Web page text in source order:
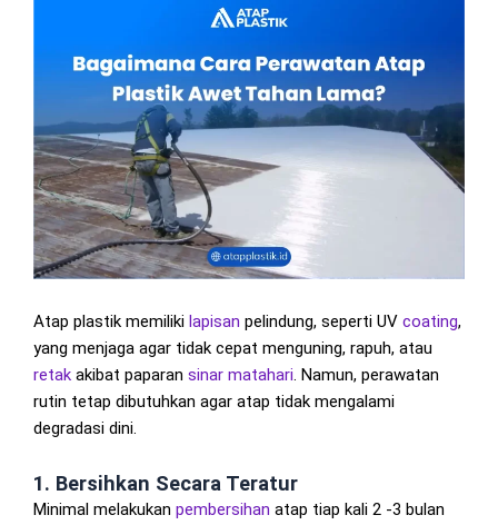
Atap plastik memiliki lapisan pelindung, seperti UV coating,
yang menjaga agar tidak cepat menguning, rapuh, atau
retak akibat paparan sinar matahari. Namun, perawatan
rutin tetap dibutuhkan agar atap tidak mengalami
degradasi dini.
1. Bersihkan Secara Teratur
Minimal melakukan pembersihan atap tiap kali 2 -3 bulan